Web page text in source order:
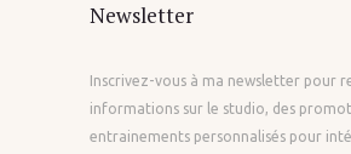
Newsletter
Inscrivez-vous à ma newsletter pour
informations sur le studio, des
entrainements personnalisés pour